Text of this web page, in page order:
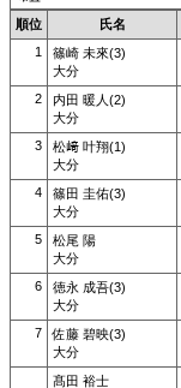
順位 氏名
1
篠崎 未來(3)
大分
2
内田 暖人(2)
大分
3
松﨑 叶翔(1)
大分
4
篠田 圭佑(3)
大分
5
松尾 陽
大分
6
徳永 成吾(3)
大分
7
佐藤 碧映(3)
大分
髙田 裕士